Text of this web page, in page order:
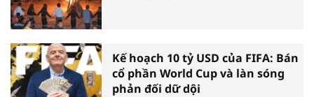
Kế hoạch 10 tỷ USD của FIFA: Bán
cổ phần World Cup và làn sóng
phản đối dữ dội